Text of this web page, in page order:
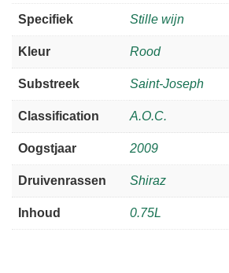
Specifiek Stille wijn
Kleur Rood
Substreek Saint-Joseph
Classification A.O.C.
Oogstjaar 2009
Druivenrassen Shiraz
Inhoud 0.75L